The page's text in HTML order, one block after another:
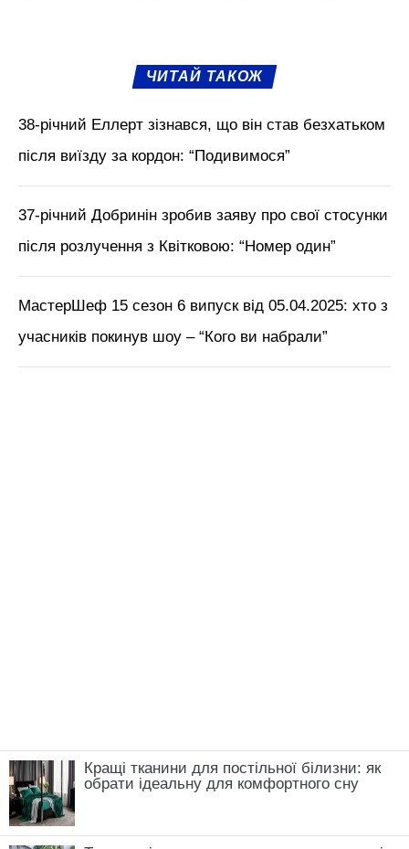
ЧИТАЙ ТАКОЖ
38-річний Еллерт зізнався, що він став безхатьком
після виїзду за кордон: “Подивимося”
37-річний Добринін зробив заяву про свої стосунки
після розлучення з Квітковою: “Номер один”
МастерШеф 15 сезон 6 випуск від 05.04.2025: хто з
учасників покинув шоу – “Кого ви набрали”
Кращі тканини для постільної білизни: як
обрати ідеальну для комфортного сну